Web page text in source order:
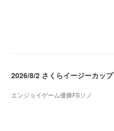
2026/8/2 さくらイージーカップ
エンジョイゲーム優勝FSソノ